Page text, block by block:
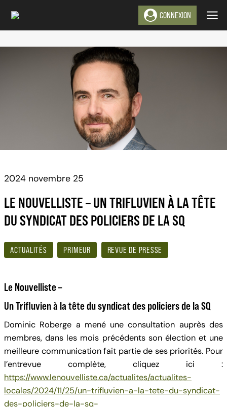
Aller
contenu
CONNEXION
ACTUALITÉS PRIMEUR REVUE DE PRESSE
LE NOUVELLISTE – UN TRIFLUVIEN À LA TÊTE
DU SYNDICAT DES POLICIERS DE LA SQ
2024 novembre 25
Le Nouvelliste –
Un Trifluvien à la tête du syndicat des policiers de la SQ
Dominic Roberge a mené une consultation auprès des
membres, dans les mois précédents son élection et une
meilleure communication fait partie de ses priorités. Pour
l’entrevue complète, cliquez ici :
https://www.lenouvelliste.ca/actualites/actualites-
locales/2024/11/25/un-trifluvien-a-la-tete-du-syndicat-
des-policiers-de-la-sq-